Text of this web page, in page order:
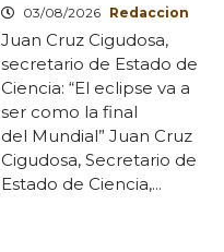
03/08/2026 Redaccion
Juan Cruz Cigudosa,
secretario de Estado de
Ciencia: “El eclipse va a
ser como la final
del Mundial” Juan Cruz
Cigudosa, Secretario de
Estado de Ciencia,...